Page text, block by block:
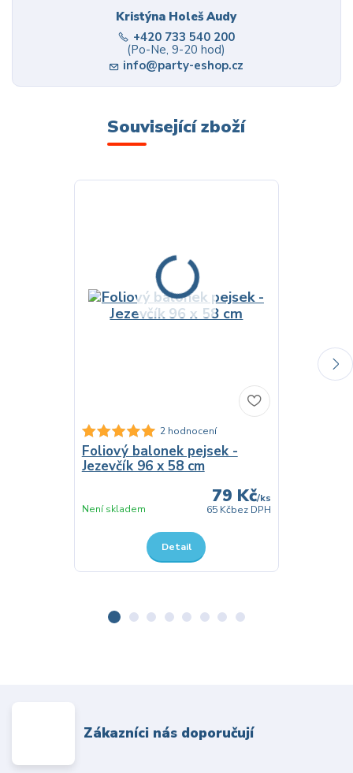
Kristýna Holeš Audy
+420 733 540 200
(Po-Ne, 9-20 hod)
info@party-eshop.cz
Související zboží
2 hodnocení
Foliový balonek pejsek -
Jezevčík 96 x 58 cm
79 Kč/ks
65 Kčbez DPH
Není skladem
Detail
Zákazníci nás doporučují